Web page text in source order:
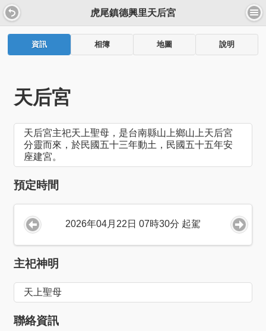
虎尾鎮德興里天后宮
資訊 相簿 地圖 說明
天后宮
天后宮主祀天上聖母，是台南縣山上鄉山上天后宮
分靈而來，於民國五十三年動土，民國五十五年安
座建宮。
預定時間
2026年04月22日 07時30分 起駕
主祀神明
天上聖母
聯絡資訊